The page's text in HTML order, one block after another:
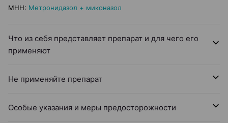
МНН: Метронидазол + миконазол
Что из себя представляет препарат и для чего его
применяют
Не применяйте препарат
Особые указания и меры предосторожности